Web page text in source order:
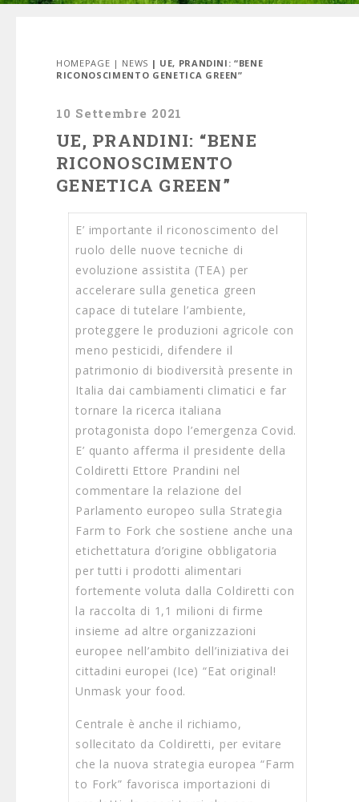
HOMEPAGE | NEWS | UE, PRANDINI: “BENE
RICONOSCIMENTO GENETICA GREEN”
10 Settembre 2021
UE, PRANDINI: “BENE
RICONOSCIMENTO
GENETICA GREEN”
E’ importante il riconoscimento del
ruolo delle nuove tecniche di
evoluzione assistita (TEA) per
accelerare sulla genetica green
capace di tutelare l’ambiente,
proteggere le produzioni agricole con
meno pesticidi, difendere il
patrimonio di biodiversità presente in
Italia dai cambiamenti climatici e far
tornare la ricerca italiana
protagonista dopo l’emergenza Covid.
E’ quanto afferma il presidente della
Coldiretti Ettore Prandini nel
commentare la relazione del
Parlamento europeo sulla Strategia
Farm to Fork che sostiene anche una
etichettatura d’origine obbligatoria
per tutti i prodotti alimentari
fortemente voluta dalla Coldiretti con
la raccolta di 1,1 milioni di firme
insieme ad altre organizzazioni
europee nell’ambito dell’iniziativa dei
cittadini europei (Ice) “Eat original!
Unmask your food.
Centrale è anche il richiamo,
sollecitato da Coldiretti, per evitare
che la nuova strategia europea “Farm
to Fork” favorisca importazioni di